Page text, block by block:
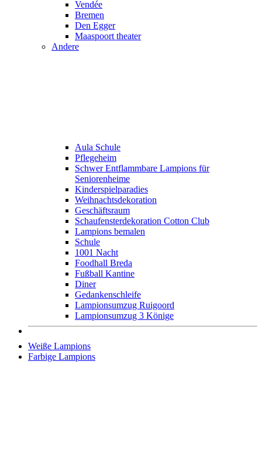
Vendée
Bremen
Den Egger
Maaspoort theater
Andere
Aula Schule
Pflegeheim
Schwer Entflammbare Lampions für
Seniorenheime
Kinderspielparadies
Weihnachtsdekoration
Geschäftsraum
Schaufensterdekoration Cotton Club
Lampions bemalen
Schule
1001 Nacht
Foodhall Breda
Fußball Kantine
Diner
Gedankenschleife
Lampionsumzug Ruigoord
Lampionsumzug 3 Könige
Weiße Lampions
Farbige Lampions